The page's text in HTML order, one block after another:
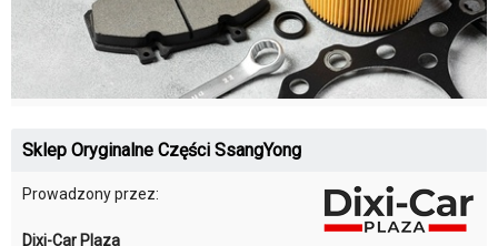
Sklep Oryginalne Części SsangYong
Prowadzony przez:
Dixi-Car Plaza